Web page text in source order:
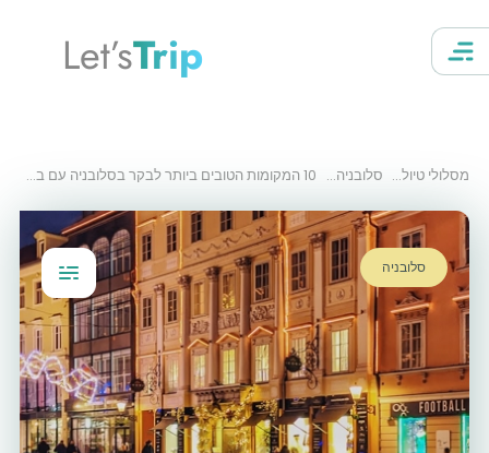
Let’sTrip
מסלולי טיול סלובניה 10 המקומות הטובים ביותר לבקר בסלובניה עם בת זוג
סלובניה